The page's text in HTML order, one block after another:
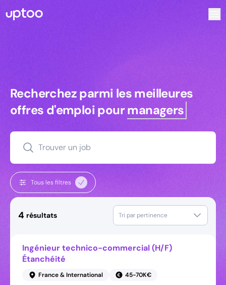
Recherchez parmi les meilleures
Recherchez parmi les meilleures
offres d'emploi pourmanagers
Trouver un job
Tous les filtres
4 résultats Tri par pertinence
Ingénieur technico-commercial (H/F)
Étanchéité
France & International
45-70K€